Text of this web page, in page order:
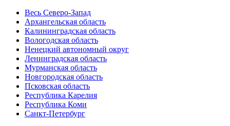
Весь Северо-Запад
Архангельская область
Калининградская область
Вологодская область
Ненецкий автономный округ
Ленинградская область
Мурманская область
Новгородская область
Псковская область
Республика Карелия
Республика Коми
Санкт-Петербург